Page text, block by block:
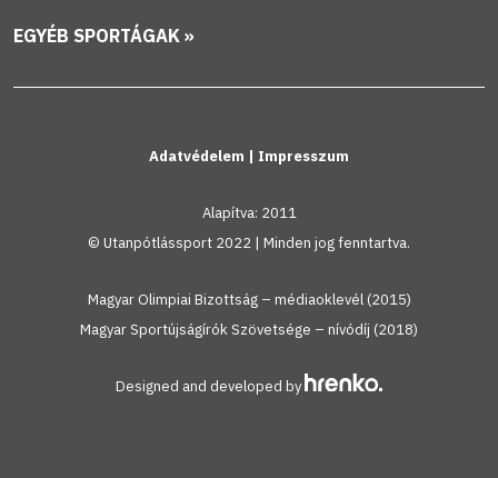
EGYÉB SPORTÁGAK »
Adatvédelem | Impresszum
Alapítva: 2011
© Utanpótlássport 2022 | Minden jog fenntartva.
Magyar Olimpiai Bizottság – médiaoklevél (2015)
Magyar Sportújságírók Szövetsége – nívódíj (2018)
Designed and developed by